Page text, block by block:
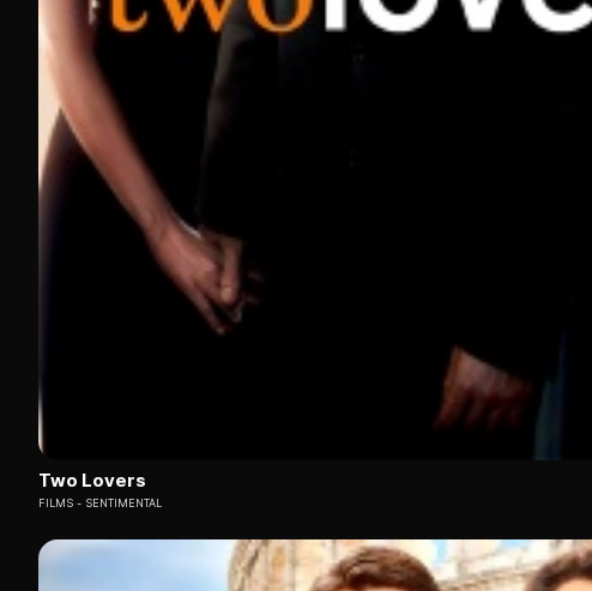
Two Lovers
FILMS SENTIMENTAL